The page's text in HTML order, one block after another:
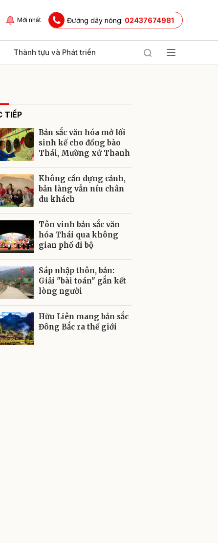
Mới nhất Đường dây nóng: 02437674981
Thành tựu và Phát triển
TIẾP
Bản sắc văn hóa mở lối
sinh kế cho đồng bào
Thái, Mường xứ Thanh
Không cần dựng cảnh,
bản làng vẫn níu chân
du khách
Tôn vinh bản sắc văn
hóa Thái qua không
gian phố đi bộ
Sáp nhập thôn, bản:
Giải "bài toán" gắn kết
lòng người
Hữu Liên mang bản sắc
Đông Bắc ra thế giới